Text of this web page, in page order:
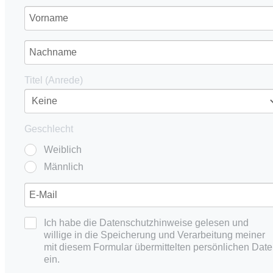
Titel (Anrede)
Geschlecht
Weiblich
Männlich
Ich habe die Datenschutzhinweise gelesen und
willige in die Speicherung und Verarbeitung meiner
mit diesem Formular übermittelten persönlichen
ein.